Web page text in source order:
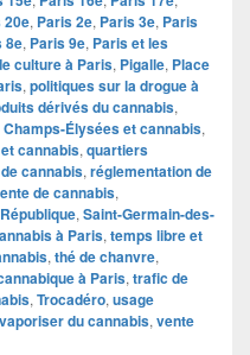
20e, Paris 2e, Paris 3e, Paris
8e, Paris 9e, Paris et les
culture à Paris, Pigalle, Place
, politiques sur la drogue à
dérivés du cannabis,
Élysées et cannabis,
cannabis, quartiers
cannabis, réglementation de
de cannabis,
République, Saint-Germain-des-
à Paris, temps libre et
, thé de chanvre,
à Paris, trafic de
, Trocadéro, usage
vaporiser du cannabis, vente